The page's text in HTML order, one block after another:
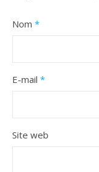
Nom *
E-mail *
Site web